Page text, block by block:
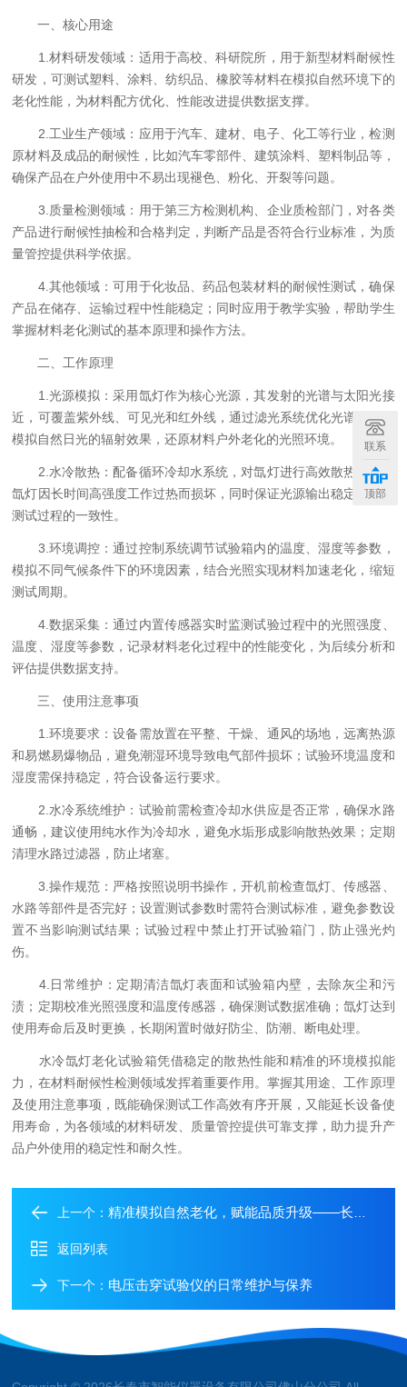
一、核心用途
1.材料研发领域：适用于高校、科研院所，用于新型材料耐候性
研发，可测试塑料、涂料、纺织品、橡胶等材料在模拟自然环境下的
老化性能，为材料配方优化、性能改进提供数据支撑。
2.工业生产领域：应用于汽车、建材、电子、化工等行业，检测
原材料及成品的耐候性，比如汽车零部件、建筑涂料、塑料制品等，
确保产品在户外使用中不易出现褪色、粉化、开裂等问题。
3.质量检测领域：用于第三方检测机构、企业质检部门，对各类
产品进行耐候性抽检和合格判定，判断产品是否符合行业标准，为质
量管控提供科学依据。
4.其他领域：可用于化妆品、药品包装材料的耐候性测试，确保
产品在储存、运输过程中性能稳定；同时应用于教学实验，帮助学生
掌握材料老化测试的基本原理和操作方法。
二、工作原理
1.光源模拟：采用氙灯作为核心光源，其发射的光谱与太阳光接
近，可覆盖紫外线、可见光和红外线，通过滤光系统优化光谱，精准
模拟自然日光的辐射效果，还原材料户外老化的光照环境。
2.水冷散热：配备循环冷却水系统，对氙灯进行高效散热，避免
氙灯因长时间高强度工作过热而损坏，同时保证光源输出稳定，确保
测试过程的一致性。
3.环境调控：通过控制系统调节试验箱内的温度、湿度等参数，
模拟不同气候条件下的环境因素，结合光照实现材料加速老化，缩短
测试周期。
4.数据采集：通过内置传感器实时监测试验过程中的光照强度、
温度、湿度等参数，记录材料老化过程中的性能变化，为后续分析和
评估提供数据支持。
三、使用注意事项
1.环境要求：设备需放置在平整、干燥、通风的场地，远离热源
和易燃易爆物品，避免潮湿环境导致电气部件损坏；试验环境温度和
湿度需保持稳定，符合设备运行要求。
2.水冷系统维护：试验前需检查冷却水供应是否正常，确保水路
通畅，建议使用纯水作为冷却水，避免水垢形成影响散热效果；定期
清理水路过滤器，防止堵塞。
3.操作规范：严格按照说明书操作，开机前检查氙灯、传感器、
水路等部件是否完好；设置测试参数时需符合测试标准，避免参数设
置不当影响测试结果；试验过程中禁止打开试验箱门，防止强光灼
伤。
4.日常维护：定期清洁氙灯表面和试验箱内壁，去除灰尘和污
渍；定期校准光照强度和温度传感器，确保测试数据准确；氙灯达到
使用寿命后及时更换，长期闲置时做好防尘、防潮、断电处理。
水冷氙灯老化试验箱凭借稳定的散热性能和精准的环境模拟能
力，在材料耐候性检测领域发挥着重要作用。掌握其用途、工作原理
及使用注意事项，既能确保测试工作高效有序开展，又能延长设备使
用寿命，为各领域的材料研发、质量管控提供可靠支撑，助力提升产
品户外使用的稳定性和耐久性。
上一个：精准模拟自然老化，赋能品质升级——长春智能金属卤素灯老化试验箱详解
返回列表
下一个： 电压击穿试验仪的日常维护与保养
联系
顶部